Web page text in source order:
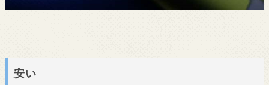
安い